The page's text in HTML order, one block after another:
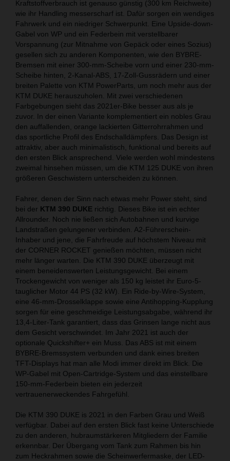
Kraftstoffverbrauch ist genauso günstig (300 km Reichweite)
wie ihr Handling messerscharf ist. Dafür sorgen ein wendiges
Fahrwerk und ein niedriger Schwerpunkt. Eine Upside-down-
Gabel von WP und ein Federbein mit verstellbarer
Vorspannung (zur Mitnahme von Gepäck oder eines Sozius)
gesellen sich zu anderen Komponenten, wie den BYBRE-
Bremsen mit einer 300-mm-Scheibe vorn und einer 230-mm-
Scheibe hinten, 2-Kanal-ABS, 17-Zoll-Gussrädern und einer
breiten Palette von KTM PowerParts, um noch mehr aus der
KTM DUKE herauszuholen. Mit zwei verschiedenen
Farbgebungen sieht das 2021er-Bike besser aus als je
zuvor. In der einen Variante komplementiert ein nobles Grau
den auffallenden, orange lackierten Gitterrohrrahmen und
das sportliche Profil des Endschalldämpfers. Das Design ist
attraktiv, aber auch minimalistisch, funktional und bereits auf
den ersten Blick ansprechend. Viele werden wohl mindestens
zweimal hinsehen müssen, um die KTM 125 DUKE von ihren
größeren Geschwistern unterscheiden zu können.
Fahrer, denen der Sinn nach etwas mehr Power steht, sind
bei der KTM 390 DUKE richtig. Dieses Bike ist ein echter
Allrounder. Noch nie ließen sich Autobahnen und kurvige
Landstraßen gelungener verbinden. A2-Führerschein-
Inhaber und jene, die Fahrfreude auf höchstem Niveau mit
der CORNER ROCKET genießen möchten, müssen nicht
mehr länger warten. Die KTM 390 DUKE überzeugt mit
einem beneidenswerten Leistungsgewicht. Bei einem
Trockengewicht von weniger als 150 kg leistet ihr Euro-5-
tauglicher Motor 44 PS (32 kW). Ein Ride-by-Wire-System,
eine 46-mm-Drosselklappe sowie eine Antihopping-Kupplung
sorgen für eine geschmeidige Leistungsabgabe, während ihr
13,4-Liter-Tank garantiert, dass das Grinsen lange nicht aus
dem Gesicht verschwindet. Im Jahr 2021 ist auch der
optionale Quickshifter+ ein Muss. Das ABS ist mit einem
BYBRE-Bremssystem verbunden und dank eines breiten
TFT-Displays hat man alle Modi immer direkt im Blick. Die
WP-Gabel mit Open-Cartridge-System und das einstellbare
150-mm-Federbein bieten ein jederzeit
vertrauenerweckendes Fahrgefühl.
Die KTM 390 DUKE is 2021 in den Farben Grau und Weiß
verfügbar. Dabei auf den ersten Blick fast keine Unterschiede
zu den anderen, hubraumstärkeren Mitgliedern der Familie
erkennbar. Der Übergang vom Tank zum Rahmen bis hin
zum Heckrahmen sowie die Scheinwerfermaske, der LED-